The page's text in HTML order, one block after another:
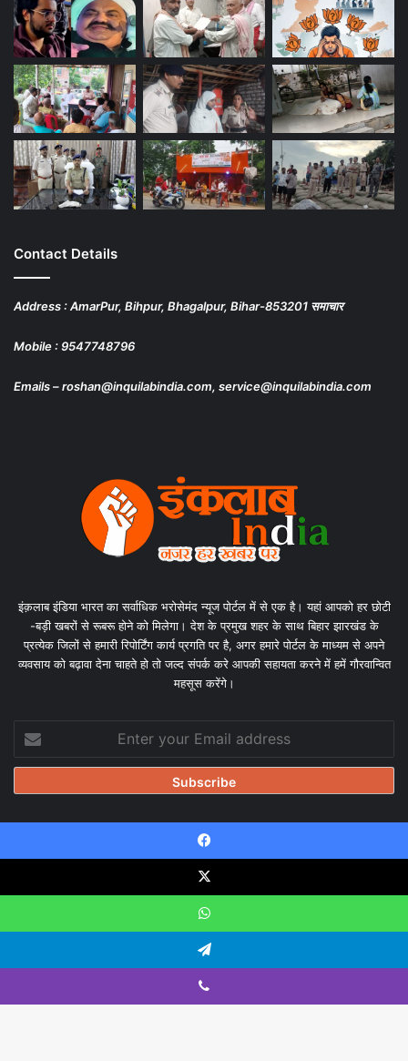
Contact Details
Address : AmarPur, Bihpur, Bhagalpur, Bihar-853201 समाचार
Mobile : 9547748796
Emails – roshan@inquilabindia.com, service@inquilabindia.com
इंक़लाब इंडिया भारत का सर्वाधिक भरोसेमंद न्यूज पोर्टल में से एक है। यहां आपको हर छोटी
-बड़ी खबरों से रूबरू होने को मिलेगा। देश के प्रमुख शहर के साथ बिहार झारखंड के
प्रत्येक जिलों से हमारी रिपोर्टिंग कार्य प्रगति पर है, अगर हमारे पोर्टल के माध्यम से अपने
व्यवसाय को बढ़ावा देना चाहते हो तो जल्द संपर्क करे आपकी सहायता करने में हमें गौरवान्वित
महसूस करेंगे।
your
Email
© Copyright 2026, All Rights Reserved |
Design & Developed
Blog
Contact Us
Facebook
X YouTubeInstagramWhatsApp
Facebook
X
WhatsApp
Telegram
Viber